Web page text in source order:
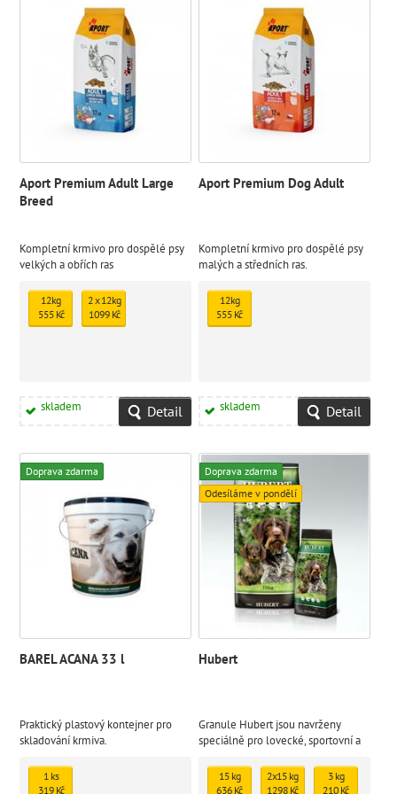
Aport Premium Adult Large
Breed
Kompletní krmivo pro dospělé psy
velkých a obřích ras
12kg
555 Kč
2 x 12kg
1099 Kč
skladem Detail
Aport Premium Dog Adult
Kompletní krmivo pro dospělé psy
malých a středních ras.
12kg
555 Kč
skladem Detail
Doprava zdarma
BAREL ACANA 33 l
Praktický plastový kontejner pro
skladování krmiva.
1 ks
319 Kč
Doprava zdarma
Odesíláme v pondělí
Hubert
Granule Hubert jsou navrženy
speciálně pro lovecké, sportovní a
dlouhotrvající energii, silné svaly a
rychlou regeneraci.
15 kg
636 Kč
2x15 kg
1298 Kč
3 kg
210 Kč